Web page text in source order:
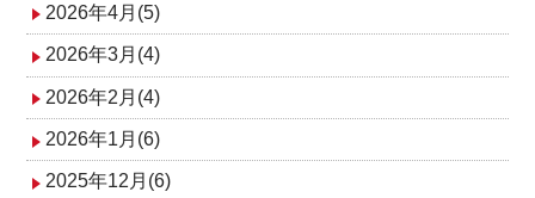
2026年4月(5)
2026年3月(4)
2026年2月(4)
2026年1月(6)
2025年12月(6)